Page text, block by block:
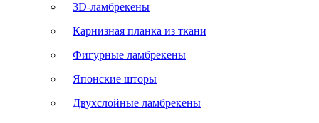
3D-ламбрекены
Карнизная планка из ткани
Фигурные ламбрекены
Японские шторы
Двухслойные ламбрекены